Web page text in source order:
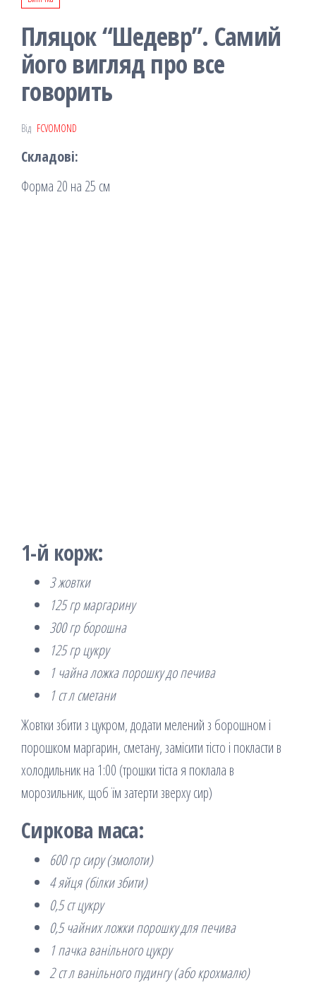
Пляцок “Шедевр”. Самий
його вигляд про все
говорить
Від FCVOMOND
Складові:
Форма 20 на 25 см
1-й корж:
3 жовтки
125 гр маргарину
300 гр борошна
125 гр цукру
1 чайна ложка порошку до печива
1 ст л сметани
Жовтки збити з цукром, додати мелений з борошном і
порошком маргарин, сметану, замісити тісто і покласти в
холодильник на 1:00 (трошки тіста я поклала в
морозильник, щоб їм затерти зверху сир)
Сиркова маса:
600 гр сиру (змолоти)
4 яйця (білки збити)
0,5 ст цукру
0,5 чайних ложки порошку для печива
1 пачка ванільного цукру
2 ст л ванільного пудингу (або крохмалю)